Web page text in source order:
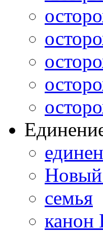
семья
канон